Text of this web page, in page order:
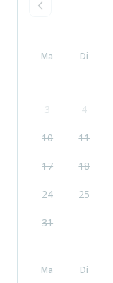
Ma Di
3 4
10 11
17 18
24 25
31
Ma Di